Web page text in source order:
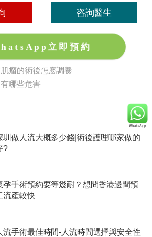
咨詢醫生
立即預約
瘤的術後怎麽調養
哪些危害
圳做人流大概多少錢|術後護理哪家做的
?
孕手術預約要等幾耐？想問香港邊間預
流產較快
流手術最佳時間-人流時間選擇與安全性